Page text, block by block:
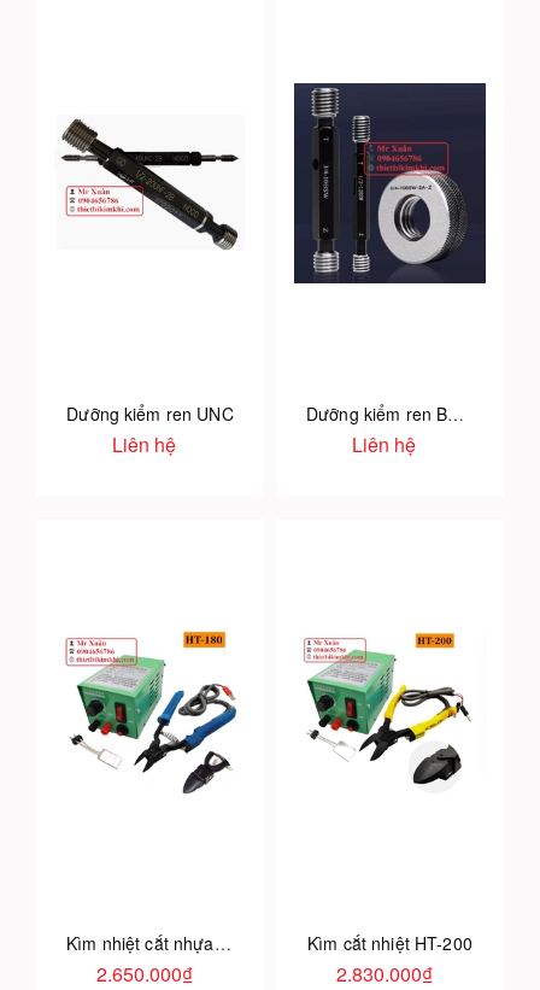
Dưỡng kiểm ren UNC
Liên hệ
Dưỡng kiểm ren BSW
Liên hệ
Kìm nhiệt cắt nhựa HT-180
2.650.000₫
Kìm cắt nhiệt HT-200
2.830.000₫